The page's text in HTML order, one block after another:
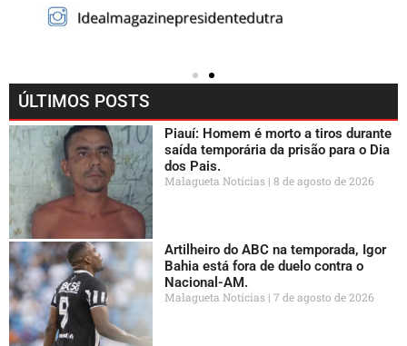
ÚLTIMOS POSTS
Piauí: Homem é morto a tiros durante
saída temporária da prisão para o Dia
dos Pais.
Malagueta Notícias 8 de agosto de 2026
Artilheiro do ABC na temporada, Igor
Bahia está fora de duelo contra o
Nacional-AM.
Malagueta Notícias 7 de agosto de 2026